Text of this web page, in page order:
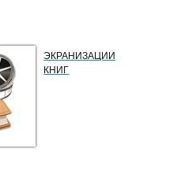
ЭКРАНИЗАЦИИ
КНИГ